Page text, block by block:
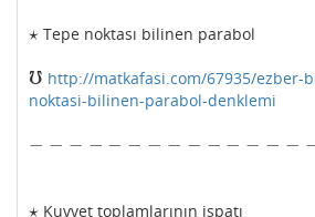
⋆
⋆Tepe noktası bilinen parabol
℧
℧ http://matkafasi.com/67935/ezber-
noktasi-bilinen-parabol-denklemi
− − − − − − − − − − − − − −
−− −− −− −−− −− −− −− −
⋆
⋆Kuvvet toplamlarının ispatı